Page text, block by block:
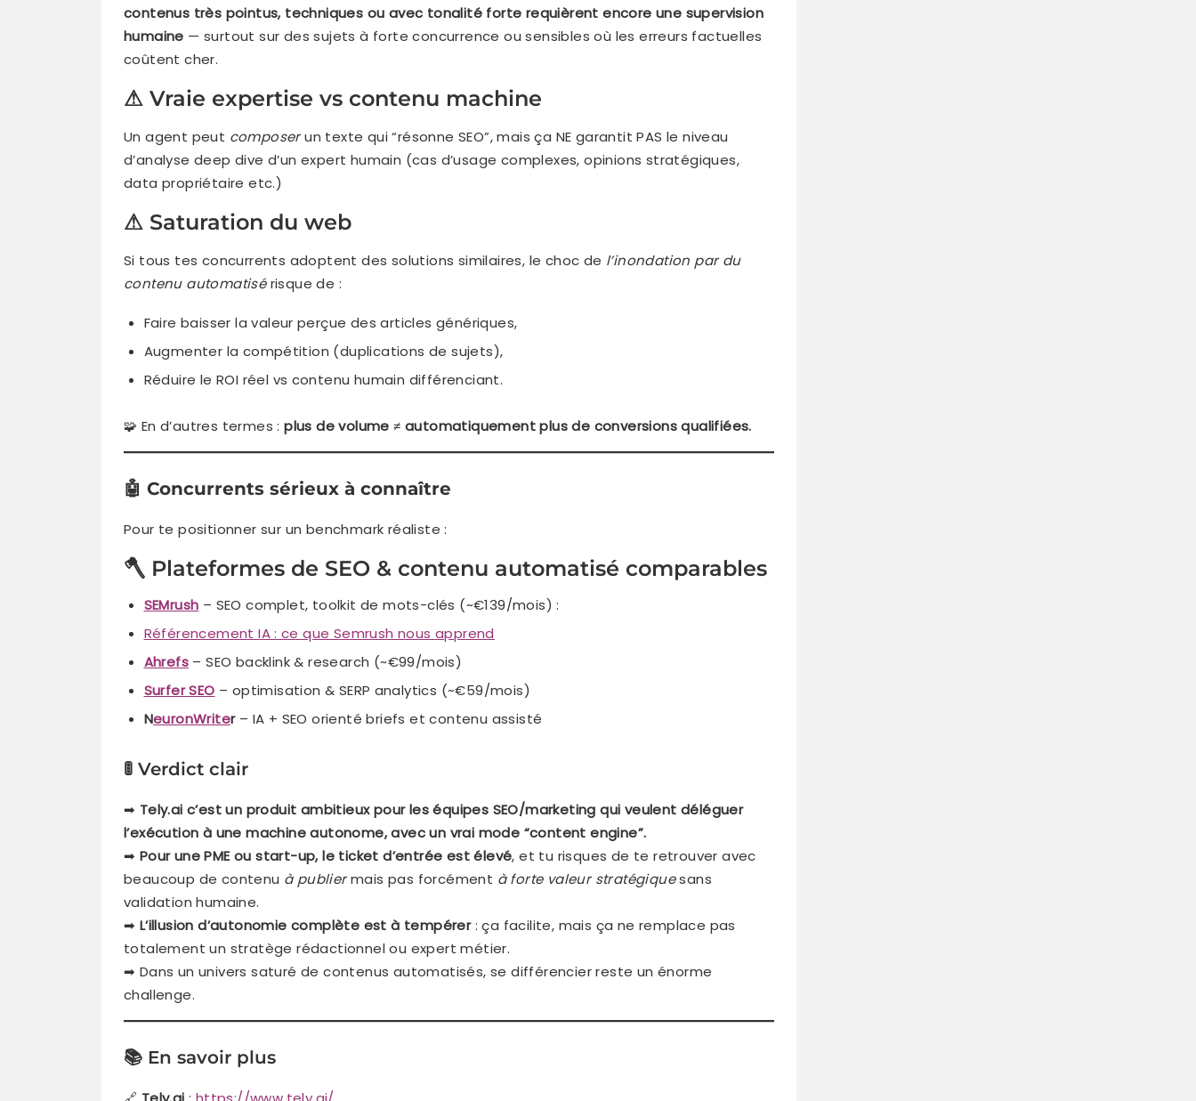
contenus très pointus, techniques ou avec tonalité forte requièrent encore une supervision
humaine — surtout sur des sujets à forte concurrence ou sensibles où les erreurs factuelles
coûtent cher.
⚠ Vraie expertise vs contenu machine
Un agent peut composerun texte qui “résonne SEO”, mais ça NE garantit PAS le niveau
d’analyse deep dive d’un expert humain (cas d’usage complexes, opinions stratégiques,
data propriétaire etc.)
⚠ Saturation du web
Si tous tes concurrents adoptent des solutions similaires, le choc de l’inondation par du
contenu automatisérisque de :
Faire baisser la valeur perçue des articles génériques,
Augmenter la compétition (duplications de sujets),
Réduire le ROI réel vs contenu humain différenciant.
🧩 En d’autres termes :plus de volume ≠ automatiquement plus de conversions qualifiées.
🤖 Concurrents sérieux à connaître
Pour te positionner sur un benchmark réaliste :
🪓 Plateformes de SEO & contenu automatisé comparables
SEMrush – SEO complet, toolkit de mots-clés (~€139/mois) :
Référencement IA : ce que Semrush nous apprend
Ahrefs– SEO backlink & research (~€99/mois)
Surfer SEO – optimisation & SERP analytics (~€59/mois)
NeuronWriter– IA + SEO orienté briefs et contenu assisté
🚦 Verdict clair
➡ Tely.ai c’est un produit ambitieux pour les équipes SEO/marketing qui veulent déléguer
l’exécution à une machine autonome, avec un vrai mode “content engine”.
➡ Pour une PME ou start-up, le ticket d’entrée est élevé, et tu risques de te retrouver avec
beaucoup de contenu à publiermais pas forcément à forte valeur stratégiquesans
validation humaine.
➡ L’illusion d’autonomie complète est à tempérer: ça facilite, mais ça ne remplace pas
totalement un stratège rédactionnel ou expert métier.
➡ Dans un univers saturé de contenus automatisés, se différencier reste un énorme
challenge.
📚 En savoir plus